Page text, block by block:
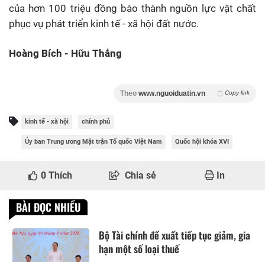
của hơn 100 triệu đồng bào thành nguồn lực vật chất
phục vụ phát triển kinh tế - xã hội đất nước.
Hoàng Bích - Hữu Thắng
Theo www.nguoiduatin.vn Copy link
kinh tế - xã hội chính phủ
Ủy ban Trung ương Mặt trận Tổ quốc Việt Nam Quốc hội khóa XVI
0 Thích Chia sẻ In
BÀI ĐỌC NHIỀU
Bộ Tài chính đề xuất tiếp tục giảm, gia
hạn một số loại thuế